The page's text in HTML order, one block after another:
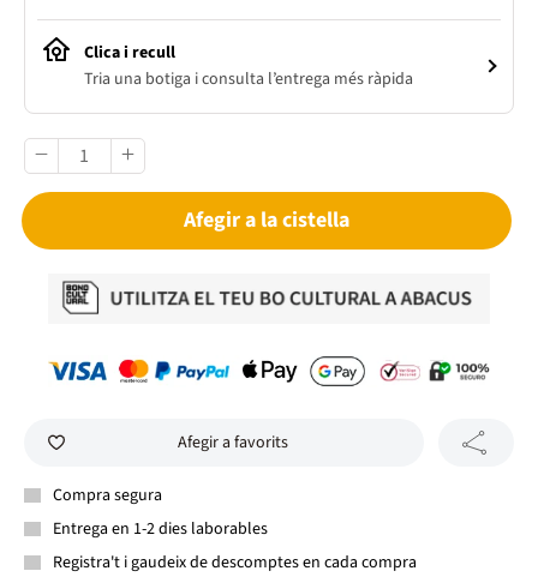
Clica i recull
Tria una botiga i consulta l’entrega més ràpida
Afegir a la cistella
Afegir a favorits
Compra segura
Entrega en 1-2 dies laborables
Registra't i gaudeix de descomptes en cada compra